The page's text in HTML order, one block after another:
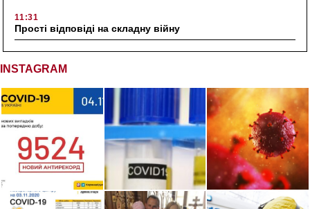
11:31
Прості відповіді на складну війну
INSTAGRAM